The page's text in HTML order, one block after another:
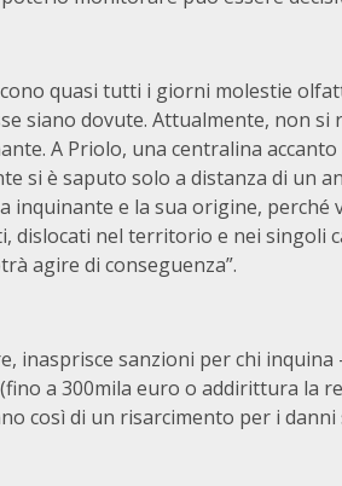
quasi tutti i giorni molestie
siano dovute. Attualmente, non
A Priolo, una centralina
si è saputo solo a distanza di un
inquinante e la sua origine,
dislocati nel territorio e nei singoli
agire di conseguenza”.
inasprisce sanzioni per chi
a 300mila euro o addirittura la
così di un risarcimento per i